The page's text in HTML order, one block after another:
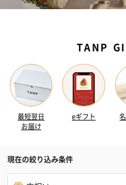
TANP
最短翌日
お届け
eギフト
現在の絞り込み条件